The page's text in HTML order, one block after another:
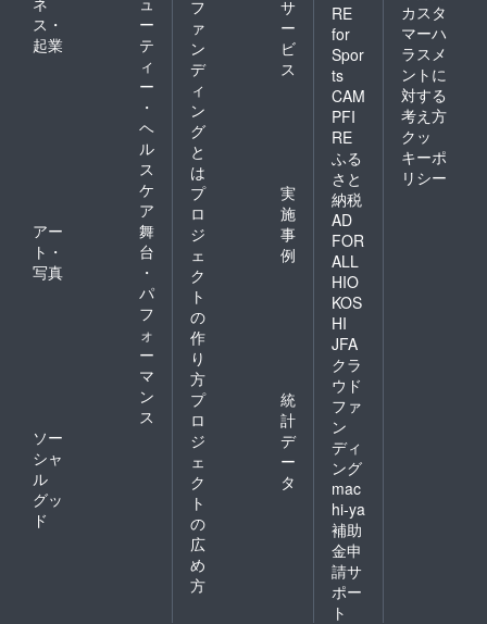
ス・
起業
ー
テ
ィ
ー
・
ヘ
ル
ス
ケ
ア
アー
ト・
写真
舞
台
・
パ
フ
ォ
ー
マ
ン
ス
ソー
シャ
ル
グッ
ド
フ
ァ
ン
デ
ィ
ン
グ
と
は
サ
ー
ビ
ス
プ
ロ
ジ
ェ
ク
ト
の
作
り
方
実
施
事
例
プ
ロ
ジ
ェ
ク
ト
の
広
め
方
統
計
デ
ー
タ
RE
for
Spor
ts
CAM
PFI
RE
ふる
さと
納税
AD
FOR
ALL
HIO
KOS
HI
JFA
クラ
ウド
ファ
ン
ディ
ング
mac
hi-ya
補助
金申
請サ
ポー
ト
カスタ
マーハ
ラスメ
ントに
対する
考え方
クッ
キーポ
リシー